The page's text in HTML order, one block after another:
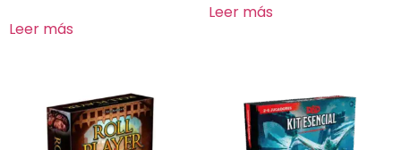
Leer más
Leer más